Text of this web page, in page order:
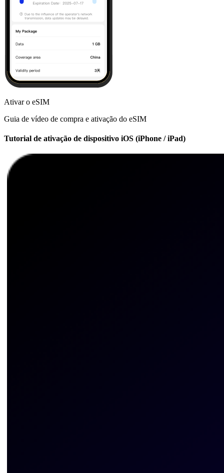
Ativar o eSIM
Guia de vídeo de compra e ativação do eSIM
Tutorial de ativação de dispositivo iOS (iPhone / iPad)